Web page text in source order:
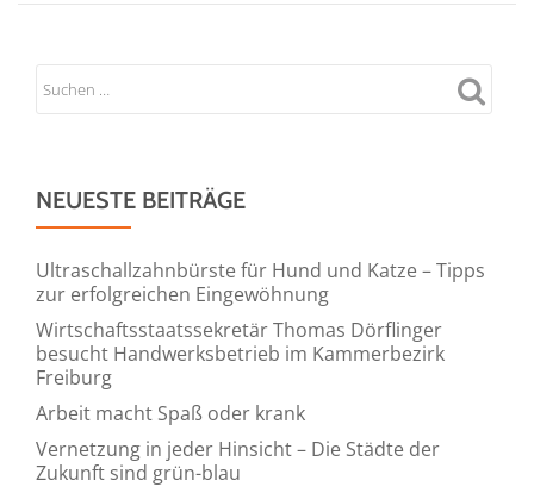
NEUESTE BEITRÄGE
Ultraschallzahnbürste für Hund und Katze – Tipps
zur erfolgreichen Eingewöhnung
Wirtschaftsstaatssekretär Thomas Dörflinger
besucht Handwerksbetrieb im Kammerbezirk
Freiburg
Arbeit macht Spaß oder krank
Vernetzung in jeder Hinsicht – Die Städte der
Zukunft sind grün-blau